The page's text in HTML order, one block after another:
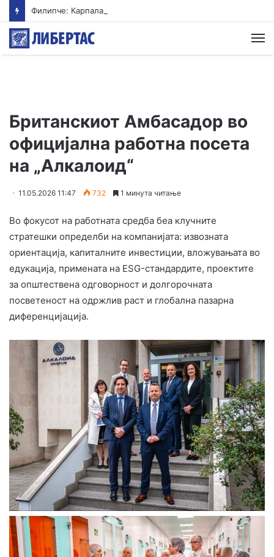
Британскиот Aмбасадор во
официјална работна посета
на „Алкалоид“
11.05.2026 11:47 732 1 минута читање
Во фокусот на работната средба беа клучните
стратешки определби на компанијата: извозната
ориентација, капиталните инвестиции, вложувањата во
едукација, примената на ESG-стандардите, проектите
за општествена одговорност и долгорочната
посветеност на одржлив раст и глобална пазарна
диференцијација.